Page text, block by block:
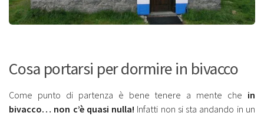
Cosa portarsi per dormire in bivacco
Come punto di partenza è bene tenere a mente che in
bivacco… non c’è quasi nulla! Infatti non si sta andando in un